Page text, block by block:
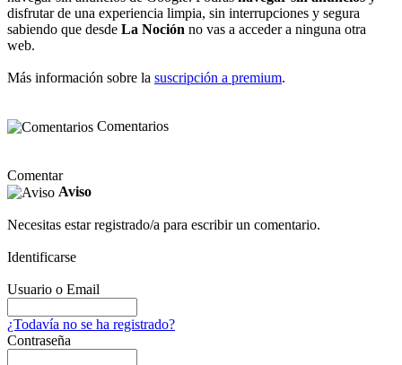
disfrutar de una experiencia limpia, sin interrupciones y segura
sabiendo que desde La Noción no vas a acceder a ninguna otra
web.
Más información sobre la suscripción a premium.
Comentarios
Comentar
Aviso
Necesitas estar registrado/a para escribir un comentario.
Identificarse
Usuario o Email
¿Todavía no se ha registrado?
Contraseña